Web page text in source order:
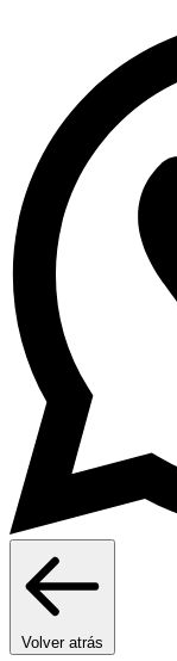
Volver atrás